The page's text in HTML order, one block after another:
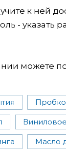
к ней
- указать
можете
Масло